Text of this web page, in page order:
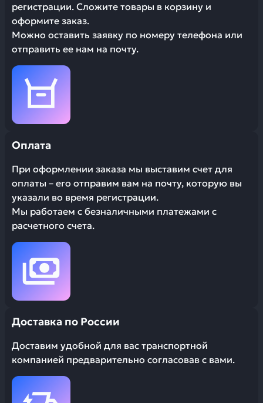
регистрации. Сложите товары в корзину и
оформите заказ.
Можно оставить заявку по номеру телефона или
отправить ее нам на почту.
Оплата
При оформлении заказа мы выставим счет для
оплаты – его отправим вам на почту, которую вы
указали во время регистрации.
Мы работаем с безналичными платежами с
расчетного счета.
Доставка по России
Доставим удобной для вас транспортной
компанией предварительно согласовав с вами.